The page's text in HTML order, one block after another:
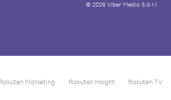
© 2026 Viber Media S.à r.l.
Rakuten Marketing Rakuten Insight Rakuten TV